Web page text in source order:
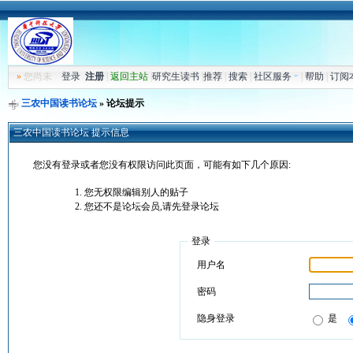
»您尚未 登录 注册| 返回主站| 研究生读书| 推荐| 搜索| 社区服务 帮助 订阅
三农中国读书论坛» 论坛提示
三农中国读书论坛 提示信息
您没有登录或者您没有权限访问此页面，可能有如下几个原因:
您无权限编辑别人的贴子
您还不是论坛会员,请先登录论坛
登录
用户名
密码
隐身登录 是